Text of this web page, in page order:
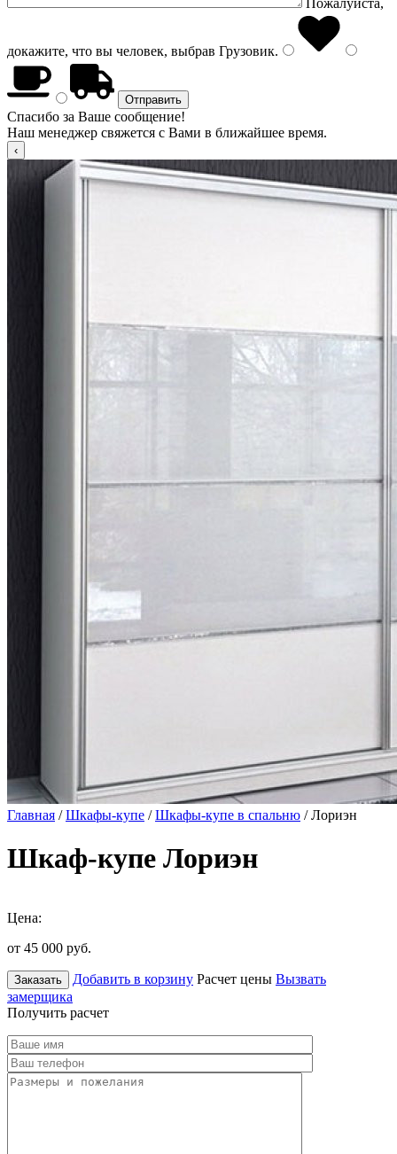
Пожалуйста,
докажите, что вы человек, выбрав Грузовик.
Спасибо за Ваше сообщение!
Наш менеджер свяжется с Вами в ближайшее время.
Главная /Шкафы-купе /Шкафы-купе в спальню / Лориэн
Шкаф-купе Лориэн
Цена:
от 45 000 руб.
Заказать Добавить в корзину Расчет цены Вызвать
замерщика
Получить расчет